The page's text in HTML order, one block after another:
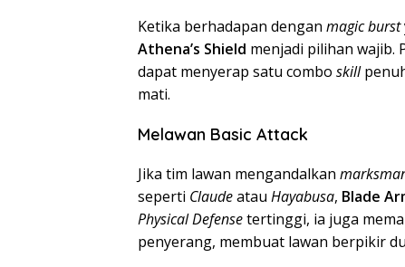
Ketika berhadapan dengan magic burst
Athena’s Shield menjadi pilihan wajib.
dapat menyerap satu combo skill
mati.
Melawan Basic Attack
Jika tim lawan mengandalkan
seperti Claudeatau Hayabusa, Blade
Physical Defensetertinggi, ia juga
penyerang, membuat lawan berpikir